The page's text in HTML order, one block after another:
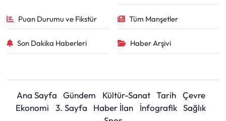
Puan Durumu ve Fikstür Tüm Manşetler
Son Dakika Haberleri Haber Arşivi
Ana Sayfa Gündem Kültür-Sanat Tarih
Çevre
Ekonomi
3. Sayfa Haber İlan İnfografik Sağlık